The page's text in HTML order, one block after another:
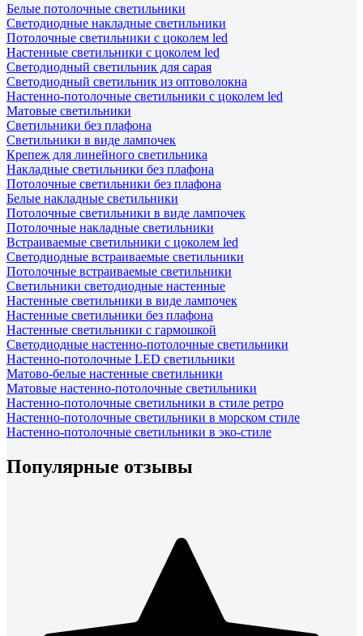
Белые потолочные светильники
Светодиодные накладные светильники
Потолочные светильники с цоколем led
Настенные светильники с цоколем led
Светодиодный светильник для сарая
Светодиодный светильник из оптоволокна
Настенно-потолочные светильники с цоколем led
Матовые светильники
Светильники без плафона
Светильники в виде лампочек
Крепеж для линейного светильника
Накладные светильники без плафона
Потолочные светильники без плафона
Белые накладные светильники
Потолочные светильники в виде лампочек
Потолочные накладные светильники
Встраиваемые светильники с цоколем led
Светодиодные встраиваемые светильники
Потолочные встраиваемые светильники
Светильники светодиодные настенные
Настенные светильники в виде лампочек
Настенные светильники без плафона
Настенные светильники с гармошкой
Светодиодные настенно-потолочные светильники
Настенно-потолочные LED светильники
Матово-белые настенные светильники
Матовые настенно-потолочные светильники
Настенно-потолочные светильники в стиле ретро
Настенно-потолочные светильники в морском стиле
Настенно-потолочные светильники в эко-стиле
Популярные отзывы